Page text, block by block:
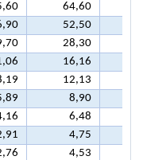
64,60
52,50
28,30
16,16
12,13
8,90
6,48
4,75
4,53